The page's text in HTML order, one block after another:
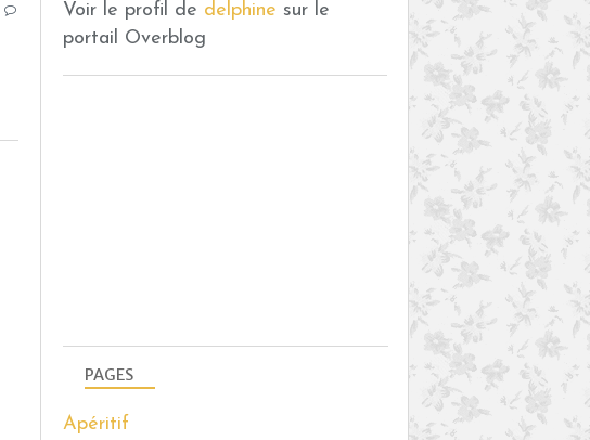
SALADES
TOMATE
Voir le profil de delphine sur le
portail Overblog
PAGES
Apéritif